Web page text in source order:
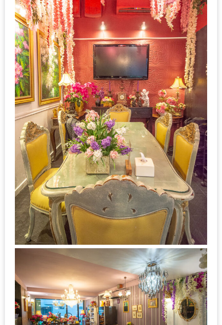
ที่
เอาชนะ
ใจ
กรรมการ
จาก
THE
DISH
EVENT
ที่
ต้อง
ห้าม
พลาด
สำหรับ
ฤดู
หนาว
นี้
กับ
PING
FAI
FESTIVAL
2
–